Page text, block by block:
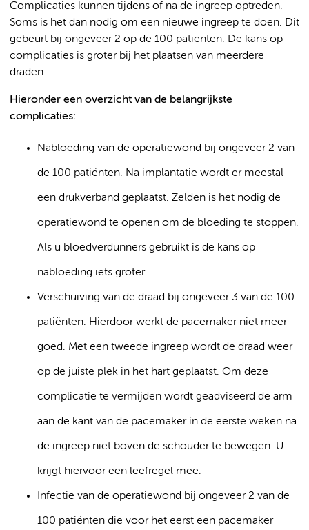
Complicaties kunnen tijdens of na de ingreep optreden.
Soms is het dan nodig om een nieuwe ingreep te doen. Dit
gebeurt bij ongeveer 2 op de 100 patiënten. De kans op
complicaties is groter bij het plaatsen van meerdere
draden.
Hieronder een overzicht van de belangrijkste
complicaties:
Nabloeding van de operatiewond bij ongeveer 2 van
de 100 patiënten. Na implantatie wordt er meestal
een drukverband geplaatst. Zelden is het nodig de
operatiewond te openen om de bloeding te stoppen.
Als u bloedverdunners gebruikt is de kans op
nabloeding iets groter.
Verschuiving van de draad bij ongeveer 3 van de 100
patiënten. Hierdoor werkt de pacemaker niet meer
goed. Met een tweede ingreep wordt de draad weer
op de juiste plek in het hart geplaatst. Om deze
complicatie te vermijden wordt geadviseerd de arm
aan de kant van de pacemaker in de eerste weken na
de ingreep niet boven de schouder te bewegen. U
krijgt hiervoor een leefregel mee.
Infectie van de operatiewond bij ongeveer 2 van de
100 patiënten die voor het eerst een pacemaker